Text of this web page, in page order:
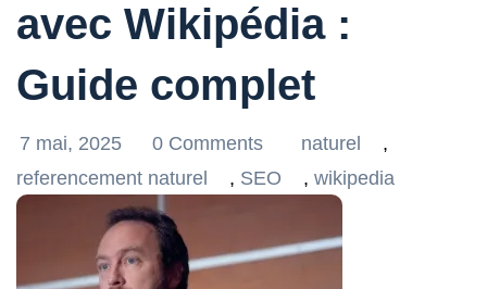
avec Wikipédia :
Guide complet
7 mai, 2025 0 Comments naturel
,
referencement naturel
, SEO , wikipedia